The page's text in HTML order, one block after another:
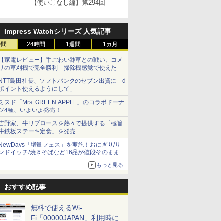
【使いこなし編】第294回
Impress Watchシリーズ 人気記事
24時間 1週間 1カ月
家電レビュー】手ごわい雑草との戦い、コメ
の草刈機で完全勝利 掃除機感覚で使えた
島田社長、ソフトバンクのセブン出資に「d
イント使えるようにして」
スド「Mrs. GREEN APPLE」のコラボドーナ
4種、いよいよ発売！
野家、牛リブロースを熱々で提供する「極旨
鉄板ステーキ定食」を発売
「増量フェス」を実施！おにぎり/サ
ドイッチ/焼きそばなど16品が値段そのままで
もっと見る
おすすめ記事
無料で使えるWi-
Fi「00000JAPAN」利用時に